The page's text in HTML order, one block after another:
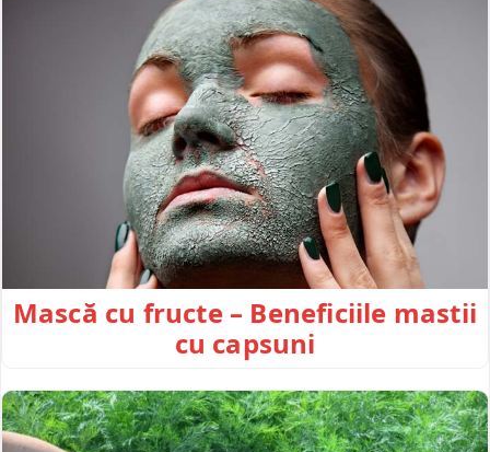
Mască cu fructe – Beneficiile mastii
cu capsuni